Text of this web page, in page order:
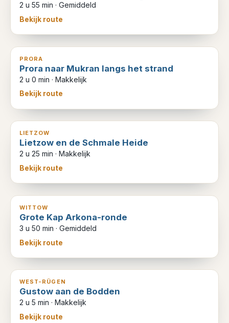
2 u 55 min · Gemiddeld
Bekijk route
7km
PRORA
Prora naar Mukran langs het strand
2 u 0 min · Makkelijk
Bekijk route
8km
LIETZOW
Lietzow en de Schmale Heide
2 u 25 min · Makkelijk
Bekijk route
13km
WITTOW
Grote Kap Arkona-ronde
3 u 50 min · Gemiddeld
Bekijk route
7km
WEST-RÜGEN
Gustow aan de Bodden
2 u 5 min · Makkelijk
Bekijk route